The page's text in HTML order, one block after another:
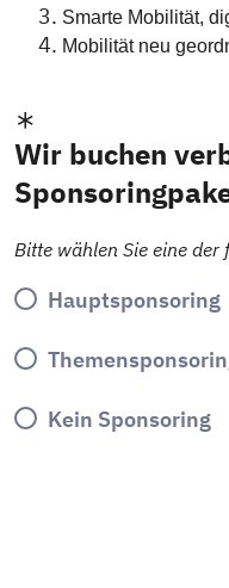
Smarte Mobilität,
Mobilität neu
Wir buchen
Bitte wählen Sie eine
Hauptsponsoring
Kein Sponsoring